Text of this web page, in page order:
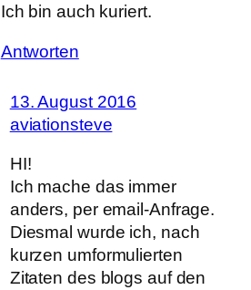
Ich bin auch kuriert.
Antworten
13. August 2016
aviationsteve
HI!
Ich mache das immer
anders, per email-Anfrage.
Diesmal wurde ich, nach
kurzen umformulierten
Zitaten des blogs auf den